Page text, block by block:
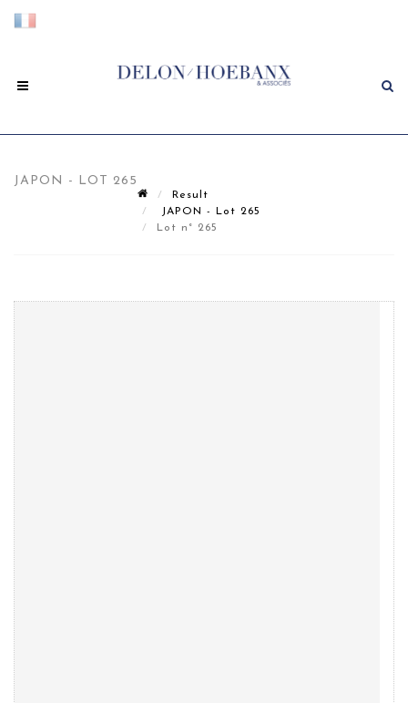
JAPON - LOT 265
Result
JAPON - Lot 265
Lot n° 265